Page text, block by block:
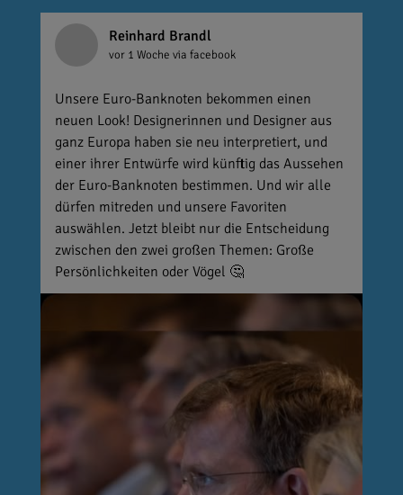
Reinhard Brandl
vor 1 Woche via facebook
Unsere Euro-Banknoten bekommen einen
neuen Look! Designerinnen und Designer aus
ganz Europa haben sie neu interpretiert, und
einer ihrer Entwürfe wird künftig das Aussehen
der Euro-Banknoten bestimmen. Und wir alle
dürfen mitreden und unsere Favoriten
auswählen. Jetzt bleibt nur die Entscheidung
zwischen den zwei großen Themen: Große
Persönlichkeiten oder Vögel 🤔